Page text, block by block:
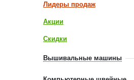
Лидеры продаж
Акции
Скидки
Вышивальные машины